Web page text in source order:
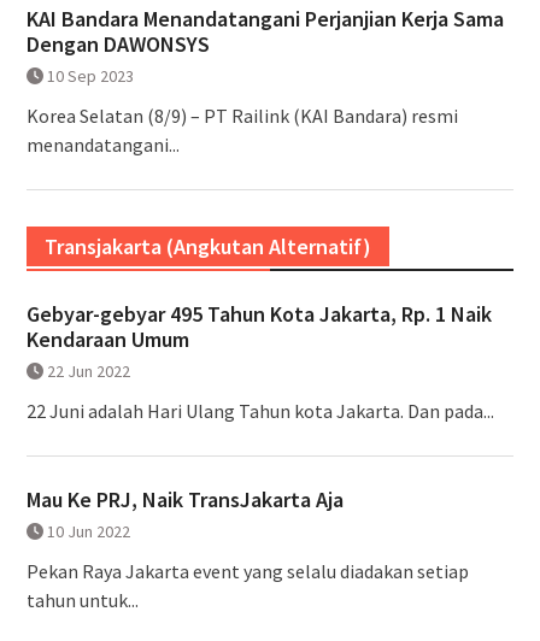
KAI Bandara Menandatangani Perjanjian Kerja Sama
Dengan DAWONSYS
10 Sep 2023
Korea Selatan (8/9) – PT Railink (KAI Bandara) resmi
menandatangani...
Transjakarta (Angkutan Alternatif)
Gebyar-gebyar 495 Tahun Kota Jakarta, Rp. 1 Naik
Kendaraan Umum
22 Jun 2022
22 Juni adalah Hari Ulang Tahun kota Jakarta. Dan pada...
Mau Ke PRJ, Naik TransJakarta Aja
10 Jun 2022
Pekan Raya Jakarta event yang selalu diadakan setiap
tahun untuk...